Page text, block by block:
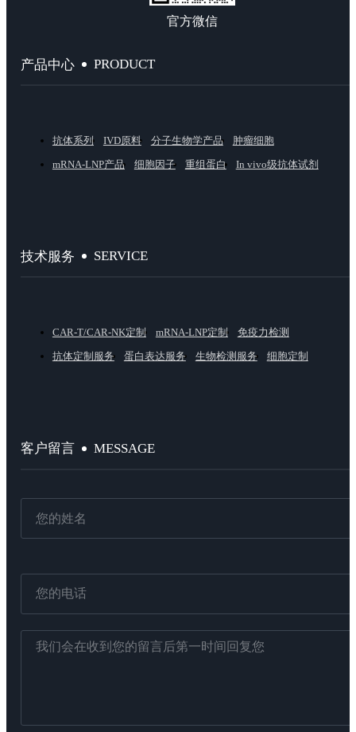
官方微信
产品中心 PRODUCT
抗体系列 IVD原料 分子生物学产品
肿瘤细胞
mRNA-LNP产品
细胞因子 重组蛋白 In vivo级抗体试剂
技术服务 SERVICE
CAR-T/CAR-NK定制 mRNA-LNP定制
免疫力检测
抗体定制服务
蛋白表达服务 生物检测服务 细胞定制
客户留言 MESSAGE